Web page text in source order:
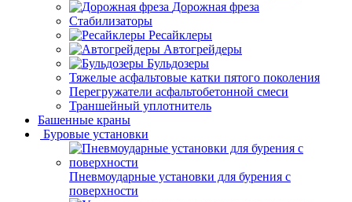
Дорожная фреза
Стабилизаторы
Ресайклеры
Автогрейдеры
Бульдозеры
Тяжелые асфальтовые катки пятого поколения
Перегружатели асфальтобетонной смеси
Траншейный уплотнитель
Башенные краны
Буровые установки
Пневмоударные установки для бурения с
поверхности